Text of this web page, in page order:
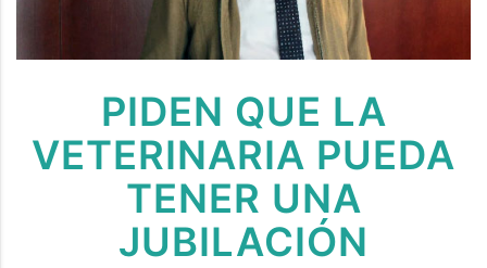
PIDEN QUE LA
VETERINARIA PUEDA
TENER UNA
JUBILACIÓN